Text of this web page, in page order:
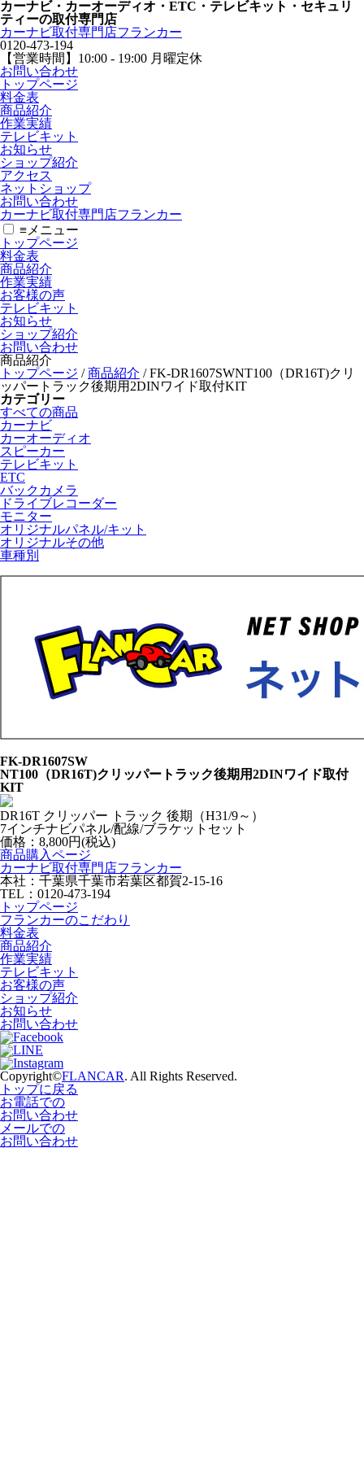
カーナビ・カーオーディオ・ETC・テレビキット・セキュリ
ティーの取付専門店
カーナビ取付専⾨店フランカー
0120-473-194
【営業時間】 10:00 - 19:00 月曜定休
お問い合わせ
トップページ
料金表
商品紹介
作業実績
テレビキット
お知らせ
ショップ紹介
アクセス
ネットショップ
お問い合わせ
カーナビ取付専⾨店フランカー
≡ メニュー
トップページ
料金表
商品紹介
作業実績
お客様の声
テレビキット
お知らせ
ショップ紹介
お問い合わせ
商品紹介
トップページ /商品紹介 /FK-DR1607SWNT100（DR16T)クリ
ッパートラック後期用2DINワイド取付KIT
カテゴリー
すべての商品
カーナビ
カーオーディオ
スピーカー
テレビキット
ETC
バックカメラ
ドライブレコーダー
モニター
オリジナルパネル/キット
オリジナルその他
車種別
FK-DR1607SW
NT100（DR16T)クリッパートラック後期用2DINワイド取付
KIT
DR16T クリッパー トラック 後期（H31/9～）
7インチナビパネル/配線/ブラケットセット
価格： 8,800円(税込)
商品購入ページ
カーナビ取付専⾨店フランカー
本社：千葉県千葉市若葉区都賀2-15-16
TEL：0120-473-194
トップページ
フランカーのこだわり
料金表
商品紹介
作業実績
テレビキット
お客様の声
ショップ紹介
お知らせ
お問い合わせ
Copyright©FLANCAR. All Rights Reserved.
トップに戻る
お電話での
お問い合わせ
メールでの
お問い合わせ